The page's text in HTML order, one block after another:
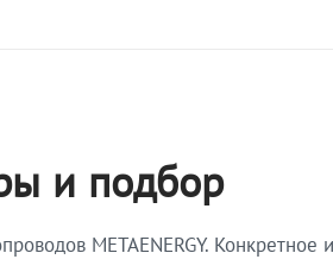
и подбор
METAENERGY.